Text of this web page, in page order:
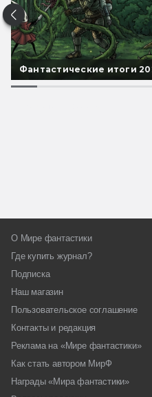
Фантастические итоги
О Мире фантастики
Где купить журнал?
Подписка
Наш магазин
Пользовательское соглашение
Контакты и редакция
Реклама на «Мире фантастики»
Как стать автором МирФ
Награды «Мира фантастики»